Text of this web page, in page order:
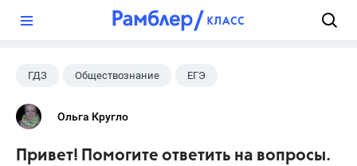
ГДЗ Обществознание ЕГЭ
11 класс
Ольга Кругло
Привет! Помогите ответить на вопросы.